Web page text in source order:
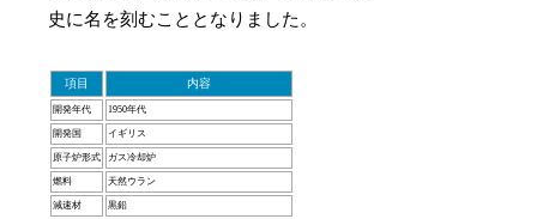
史に名を刻むこととなりました。
項目 内容
開発年代 1950年代
開発国 イギリス
原子炉形式 ガス冷却炉
燃料 天然ウラン
減速材 黒鉛